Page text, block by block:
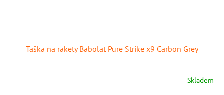
Taška na rakety Babolat Pure Strike x9 Carbon Grey
Skladem